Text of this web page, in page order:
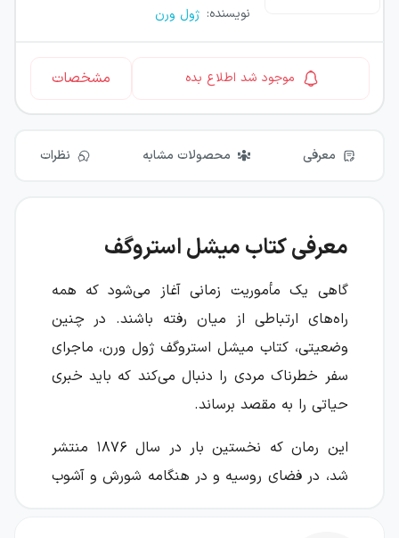
نویسنده: ژول ورن
موجود شد اطلاع بده مشخصات
معرفی محصولات مشابه نظرات
معرفی کتاب میشل استروگف
گاهی یک مأموریت زمانی آغاز می‌شود که همه
راه‌های ارتباطی از میان رفته باشند. در چنین
وضعیتی، کتاب میشل استروگف ژول ورن، ماجرای
سفر خطرناک مردی را دنبال می‌کند که باید خبری
حیاتی را به مقصد برساند.
این رمان که نخستین بار در سال ۱۸۷۶ منتشر
شد، در فضای روسیه و در هنگامه شورش و آشوب